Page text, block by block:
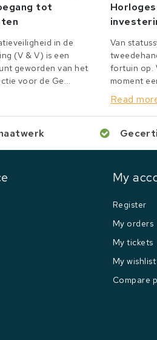
tot
in de
(V & V) is een
geworden van het
voor de Ge...
Van
fortuin op.
moment
Read
My
Register
My orders
My tickets
My wishlist
Compare